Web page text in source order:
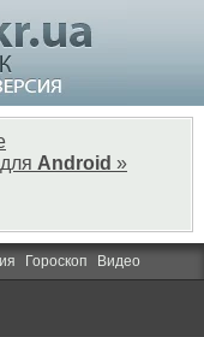
Android »
Гороскоп Видео